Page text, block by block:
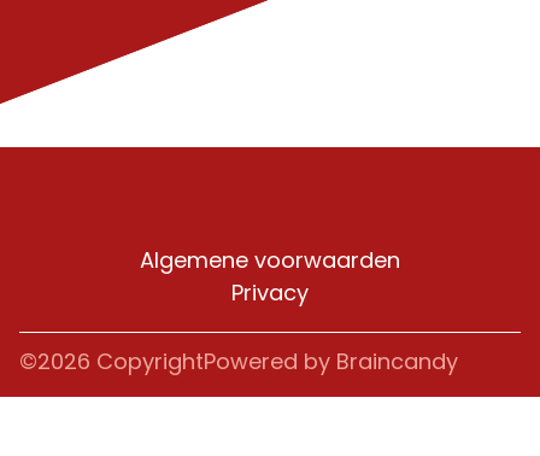
Algemene voorwaarden
Privacy
©2026 CopyrightPowered by Braincandy